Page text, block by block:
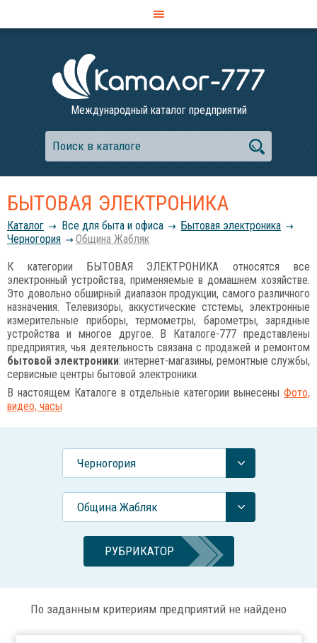
Международный каталог предприятий
БЫТОВАЯ ЭЛЕКТРОНИКА
Каталог Все для быта и офиса
Бытовая электроника
Черногория
Община Жабляк
К категории БЫТОВАЯ ЭЛЕКТРОНИКА относятся все
электронный устройства, применяемые в домашнем хозяйстве.
Это довольно обширный диапазон продукции, самого различного
назначения. Телевизоры, аккустические стстемы, электронные
измерительные приборы, термометры, барометры, зарядные
устройства и многое другое. В Каталоге-777 представлены
предприятия, чья деятельность связана с продажей и ремонтом
бытовой электроники: интернет-магазины, ремонтные службы,
сервисные центры бытовой электроники.
В настоящем Каталоге в отдельные категории вынесены Фото,
видео, часы
Черногория
Община Жабляк
РУБРИКАТОР
По заданным критериям предприятий не найдено